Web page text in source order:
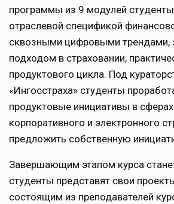
программы из 9 модулей
отраслевой спецификой
сквозными цифровыми трендами,
подходом в страховании,
продуктового цикла. Под
«Ингосстраха» студенты
продуктовые инициативы в
корпоративного и электронного
предложить собственную
Завершающим этапом курса
студенты представят свои
состоящим из преподавателей